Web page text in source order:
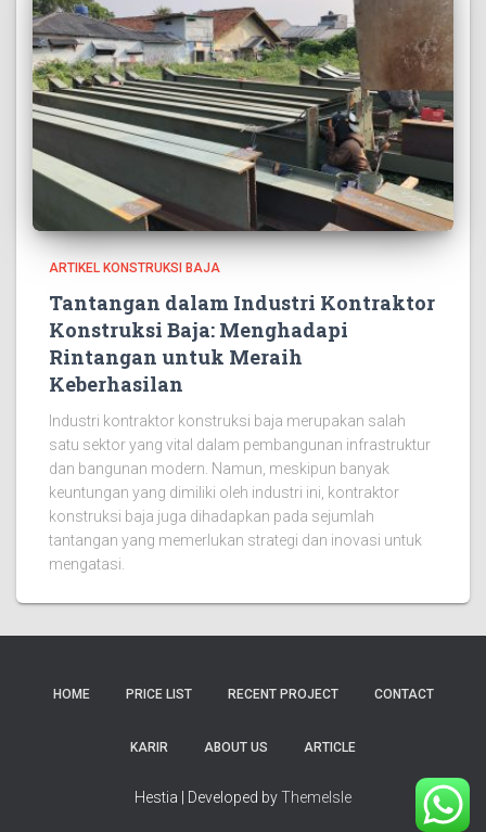
ARTIKEL KONSTRUKSI BAJA
Tantangan dalam Industri Kontraktor
Konstruksi Baja: Menghadapi
Rintangan untuk Meraih
Keberhasilan
Industri kontraktor konstruksi baja merupakan salah
satu sektor yang vital dalam pembangunan infrastruktur
dan bangunan modern. Namun, meskipun banyak
keuntungan yang dimiliki oleh industri ini, kontraktor
konstruksi baja juga dihadapkan pada sejumlah
tantangan yang memerlukan strategi dan inovasi untuk
mengatasi.
HOME PRICE LIST RECENT PROJECT CONTACT
KARIR ABOUT US ARTICLE
Hestia | Developed byThemeIsle